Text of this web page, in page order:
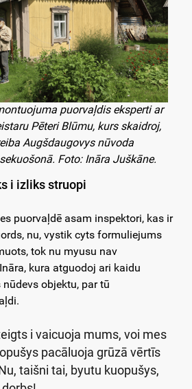
puorvaļdis eksperti ar
Pēteri Blūmu, kurs skaidroj,
Augšdaugovys nūvoda
Foto: Ināra Juškāne.
i izliks struopi
puorvaļdē asam inspektori, kas ir
nu, vystik cyts formuliejums
tok nu myusu nav
kura atguodoj ari kaidu
objektu, par tū
i vaicuoja mums, voi mes
pacāluoja grūzā vērtīs
taišni tai, byutu kuopušys,